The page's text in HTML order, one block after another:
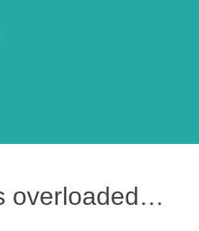
overloaded…